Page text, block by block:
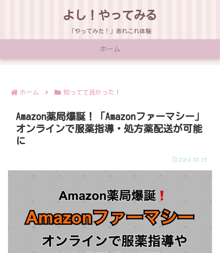
よし！やってみる
「やってみた！」あれこれ体験
ホーム
ホーム 知ってて良かった！
Amazon薬局爆誕！「Amazonファーマシー」
オンラインで服薬指導・処方薬配送が可能
に
2024.07.25